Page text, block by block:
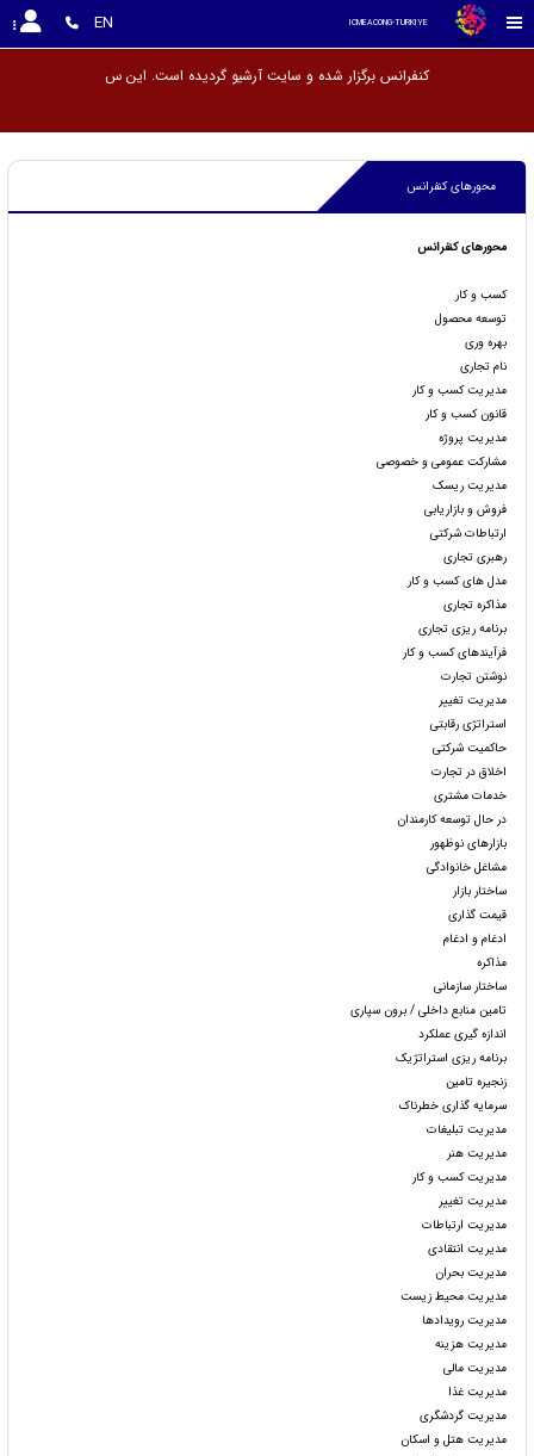
ICMEACONG-TURKIYE
EN
کنفرانس برگزار شده و سایت
محورهای کنفرانس
محورهای کنفرانس
کسب و کار
توسعه محصول
بهره وری
نام تجاری
مدیریت کسب و کار
قانون کسب و کار
مدیریت پروژه
مشارکت عمومی و خصوصی
مدیریت ریسک
فروش و بازاریابی
ارتباطات شرکتی
رهبری تجاری
مدل های کسب و کار
مذاکره تجاری
برنامه ریزی تجاری
فرآیندهای کسب و کار
نوشتن تجارت
مدیریت تغییر
استراتژی رقابتی
حاکمیت شرکتی
اخلاق در تجارت
خدمات مشتری
در حال توسعه کارمندان
بازارهای نوظهور
مشاغل خانوادگی
ساختار بازار
قیمت گذاری
ادغام و ادغام
مذاکره
ساختار سازمانی
تامین منابع داخلی / برون سپاری
اندازه گیری عملکرد
برنامه ریزی استراتژیک
زنجیره تامین
سرمایه گذاری خطرناک
مدیریت تبلیغات
مدیریت هنر
مدیریت کسب و کار
مدیریت تغییر
مدیریت ارتباطات
مدیریت انتقادی
مدیریت بحران
مدیریت محیط زیست
مدیریت رویدادها
مدیریت هزینه
مدیریت مالی
مدیریت غذا
مدیریت گردشگری
مدیریت هتل و اسکان